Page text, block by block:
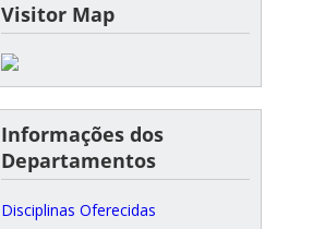
Visitor Map
Informações dos
Departamentos
Disciplinas Oferecidas